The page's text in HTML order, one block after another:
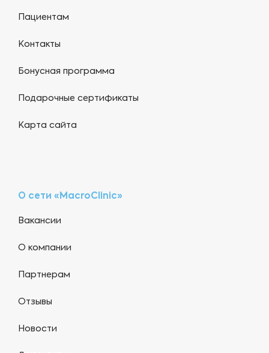
Пациентам
Контакты
Бонусная программа
Подарочные сертификаты
Карта сайта
О сети «MacroClinic»
Вакансии
О компании
Партнерам
Отзывы
Новости